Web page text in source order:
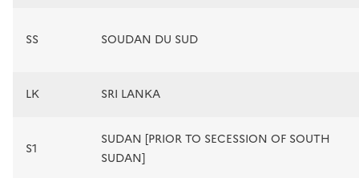
SS SOUDAN DU SUD
LK SRI LANKA
S1
SUDAN [PRIOR TO SECESSION OF SOUTH
SUDAN]